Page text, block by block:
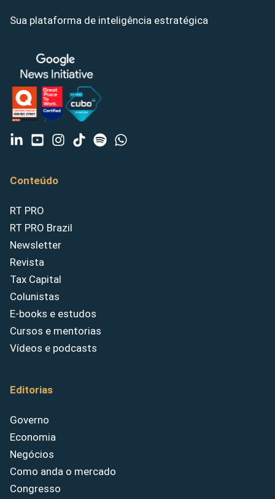
Sua plataforma de inteligência estratégica
Conteúdo
RT PRO
RT PRO Brazil
Newsletter
Revista
Tax Capital
Colunistas
E-books e estudos
Cursos e mentorias
Vídeos e podcasts
Editorias
Governo
Economia
Negócios
Como anda o mercado
Congresso